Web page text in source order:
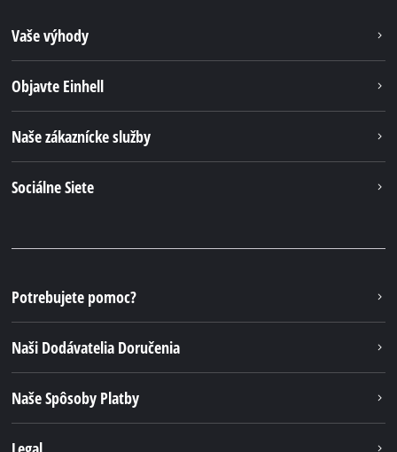
Vaše výhody
Objavte Einhell
Naše zákaznícke služby
Sociálne Siete
Potrebujete pomoc?
Naši Dodávatelia Doručenia
Naše Spôsoby Platby